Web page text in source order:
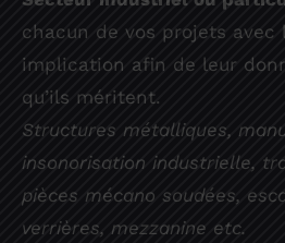
chacun de vos projets avec
implication afin de leur
qu’ils méritent.
Structures métalliques,
insonorisation industrielle,
pièces mécano soudées,
verrières, mezzanine etc.